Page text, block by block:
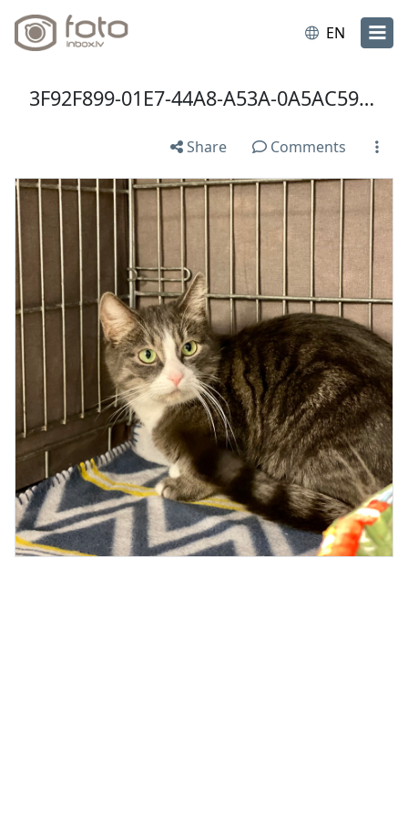
EN
3F92F899-01E7-44A8-A53A-0A5AC59D5E1A.jpeg
Share Comments